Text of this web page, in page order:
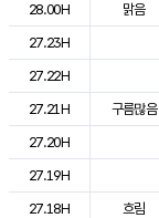
28.00H
맑음
27.23H
27.22H
27.21H
구름많음
27.20H
27.19H
27.18H
흐림